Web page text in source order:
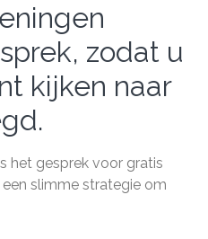
zodat u
kijken naar
het gesprek voor gratis
slimme strategie om